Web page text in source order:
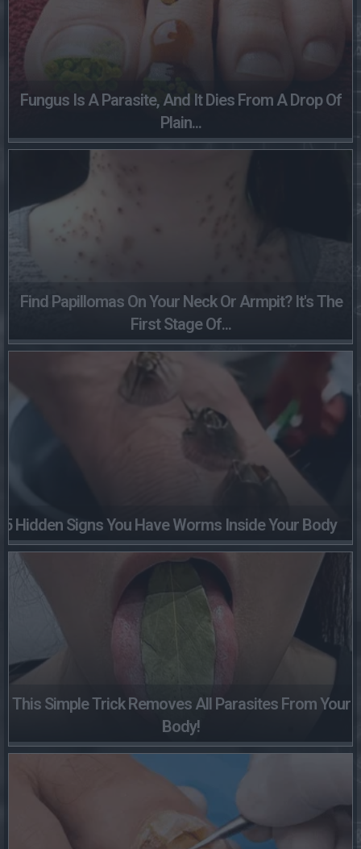
Fungus Is A Parasite, And It Dies From A Drop Of
Plain...
Find Papillomas On Your Neck Or Armpit? It's The
First Stage Of...
5 Hidden Signs You Have Worms Inside Your Body
This Simple Trick Removes All Parasites From Your
Body!